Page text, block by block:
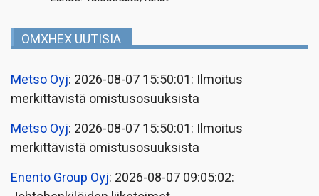
OMXHEX UUTISIA
Metso Oyj: 2026-08-07 15:50:01: Ilmoitus
merkittävistä omistusosuuksista
Metso Oyj: 2026-08-07 15:50:01: Ilmoitus
merkittävistä omistusosuuksista
Enento Group Oyj: 2026-08-07 09:05:02: